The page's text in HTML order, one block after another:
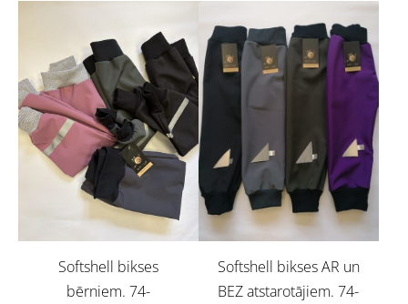
Softshell bikses
bērniem. 74-
Softshell bikses AR un
BEZ atstarotājiem. 74-